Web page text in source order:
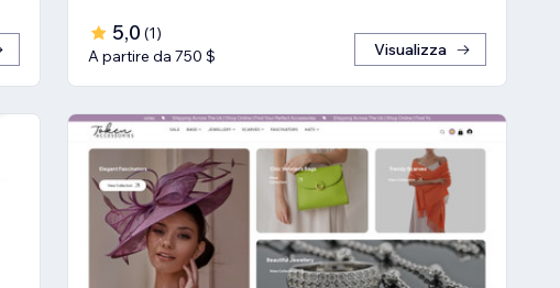
5,0 (1)
A partire da 750 $
Visualizza